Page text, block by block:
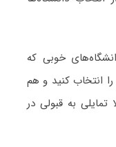
خوبی که
انتخاب کنید و هم
به قبولی در